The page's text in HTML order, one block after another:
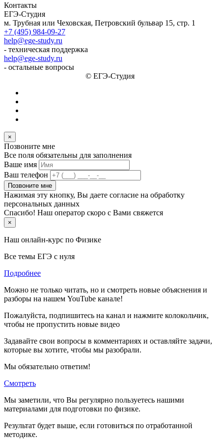
Контакты
ЕГЭ-Студия
м. Трубная или Чеховская, Петровский бульвар 15, стр. 1
+7 (495) 984-09-27
help@ege-study.ru
- техническая поддержка
help@ege-study.ru
- остальные вопросы
© ЕГЭ-Студия
×
Позвоните мне
Все поля обязательны для заполнения
Ваше имя
Ваш телефон
Позвоните мне
Нажимая эту кнопку, Вы даете согласие на обработку
персональных данных
Спасибо! Наш оператор скоро с Вами свяжется
×
Наш онлайн-курс по Физике
Все темы ЕГЭ с нуля
Подробнее
Можно не только читать, но и смотреть новые объяснения и
разборы на нашем YouTube канале!
Пожалуйста, подпишитесь на канал и нажмите колокольчик,
чтобы не пропустить новые видео
Задавайте свои вопросы в комментариях и оставляйте задачи,
которые вы хотите, чтобы мы разобрали.
Мы обязательно ответим!
Смотреть
Мы заметили, что Вы регулярно пользуетесь нашими
материалами для подготовки по физике.
Результат будет выше, если готовиться по отработанной
методике.